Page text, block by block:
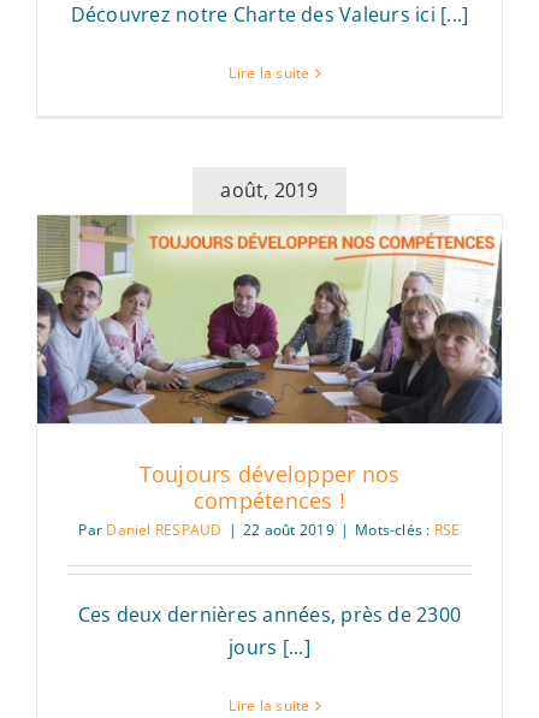
Découvrez notre Charte des Valeurs ici [...]
Lire la suite
août, 2019
Toujours développer nos
compétences !
Par Daniel RESPAUD | 22 août 2019 | Mots-clés : RSE
Ces deux dernières années, près de 2300
jours [...]
Lire la suite